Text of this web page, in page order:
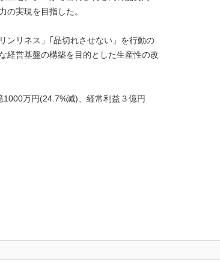
の実現を目指した。
ンリネス」｢品切れさせない」を行動の
経営基盤の構築を目的とした生産性の改
万円(24.7%減)、経常利益３億円